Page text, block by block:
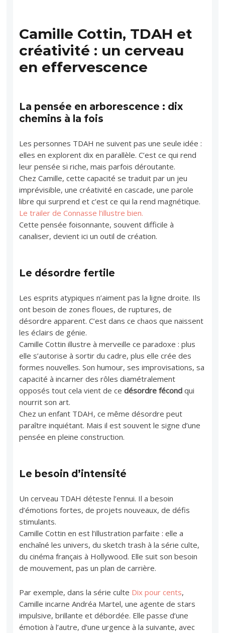
Camille Cottin, TDAH et
créativité : un cerveau
en effervescence
La pensée en arborescence : dix
chemins à la fois
Les personnes TDAH ne suivent pas une seule idée :
elles en explorent dix en parallèle. C’est ce qui rend
leur pensée si riche, mais parfois déroutante.
Chez Camille, cette capacité se traduit par un jeu
imprévisible, une créativité en cascade, une parole
libre qui surprend et c’est ce qui la rend magnétique.
Le trailer de Connasse l’illustre bien.
Cette pensée foisonnante, souvent difficile à
canaliser, devient ici un outil de création.
Le désordre fertile
Les esprits atypiques n’aiment pas la ligne droite. Ils
ont besoin de zones floues, de ruptures, de
désordre apparent. C’est dans ce chaos que naissent
les éclairs de génie.
Camille Cottin illustre à merveille ce paradoxe : plus
elle s’autorise à sortir du cadre, plus elle crée des
formes nouvelles. Son humour, ses improvisations, sa
capacité à incarner des rôles diamétralement
opposés tout cela vient de cedésordre fécond qui
nourrit son art.
Chez un enfant TDAH, ce même désordre peut
paraître inquiétant. Mais il est souvent le signe d’une
pensée en pleine construction.
Le besoin d’intensité
Un cerveau TDAH déteste l’ennui. Il a besoin
d’émotions fortes, de projets nouveaux, de défis
stimulants.
Camille Cottin en est l’illustration parfaite : elle a
enchaîné les univers, du sketch trash à la série culte,
du cinéma français à Hollywood. Elle suit son besoin
de mouvement, pas un plan de carrière.
Par exemple, dans la série culte Dix pour cents,
Camille incarne Andréa Martel, une agente de stars
impulsive, brillante et débordée. Elle passe d’une
émotion à l’autre, d’une urgence à la suivante, avec